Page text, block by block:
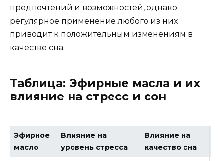
предпочтений и возможностей, однако
регулярное применение любого из них
приводит к положительным изменениям в
качестве сна.
Таблица: Эфирные масла и их
влияние на стресс и сон
Эфирное
масло
Влияние на
уровень стресса
Влияние на
качество сна